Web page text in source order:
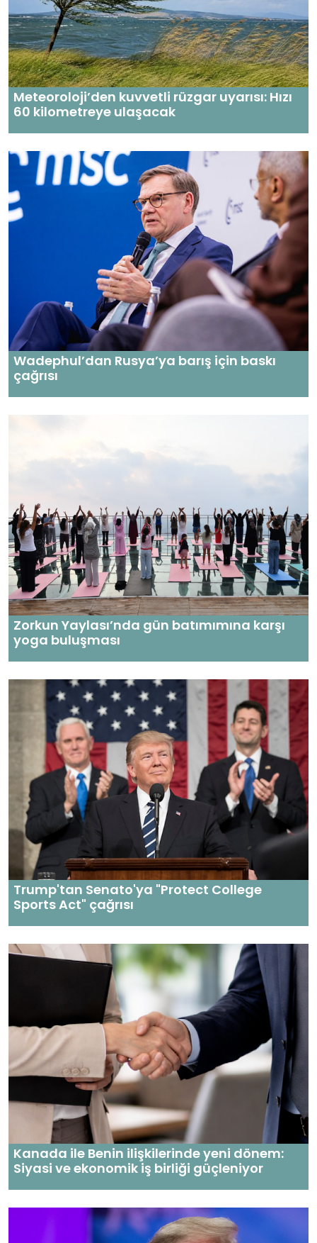
Meteoroloji’den kuvvetli rüzgar uyarısı: Hızı
60 kilometreye ulaşacak
Wadephul’dan Rusya’ya barış için baskı
çağrısı
Zorkun Yaylası’nda gün batımımına karşı
yoga buluşması
Trump'tan Senato'ya "Protect College
Sports Act" çağrısı
Kanada ile Benin ilişkilerinde yeni dönem:
Siyasi ve ekonomik iş birliği güçleniyor